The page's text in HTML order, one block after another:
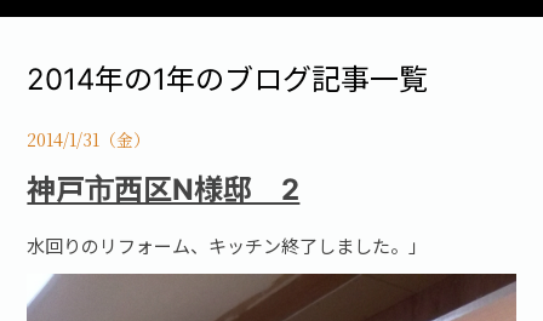
コンセプト
トピックス
施工事例
ブログ
2014年の1年のブログ記事一覧
2014/1/31（金）
神戸市西区N様邸 2
水回りのリフォーム、キッチン終了しました。」